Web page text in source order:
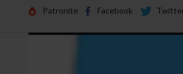
Patronite Facebook